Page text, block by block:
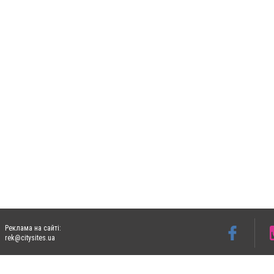
Реклама на сайті:
rek@citysites.ua